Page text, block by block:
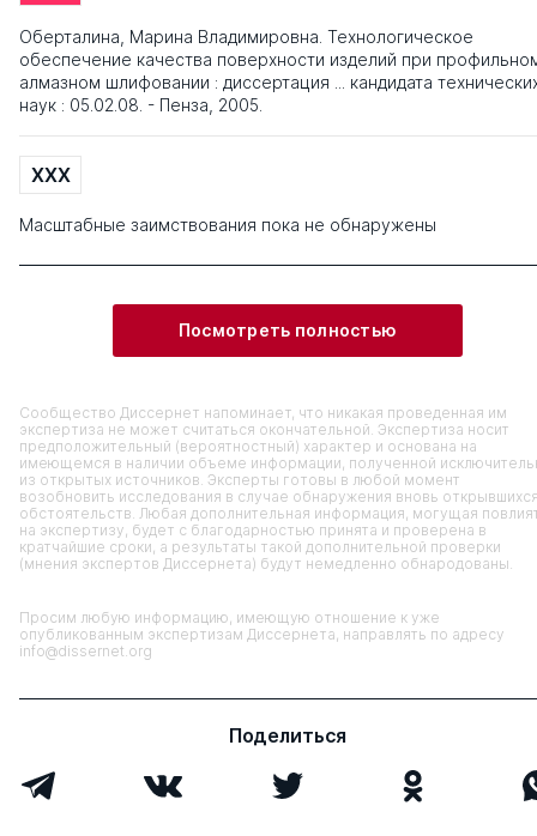
Оберталина, Марина Владимировна. Технологическое
обеспечение качества поверхности изделий при
алмазном шлифовании : диссертация ... кандидата
наук : 05.02.08. - Пенза, 2005.
XXX
Масштабные заимствования пока не обнаружены
Посмотреть полностью
Сообщество Диссернет напоминает, что никакая проведенная им
экспертиза не может считаться окончательной. Экспертиза носит
предположительный (вероятностный) характер и основана на
имеющемся в наличии объеме информации, полученной
из открытых источников. Эксперты готовы в любой момент
возобновить исследования в случае обнаружения вновь
обстоятельств. Любая дополнительная информация, могущая
на экспертизу, будет с благодарностью принята и проверена в
кратчайшие сроки, а результаты такой дополнительной проверки
(мнения экспертов Диссернета) будут немедленно обнародованы.
Просим любую информацию, имеющую отношение к уже
опубликованным экспертизам Диссернета, направлять по адресу
info@dissernet.org
Поделиться